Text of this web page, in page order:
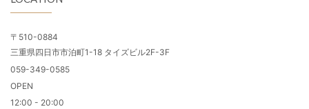
〒510-0884
三重県四日市市泊町1-18 タイズビル2F-3F
059-349-0585
OPEN
12:00 - 20:00